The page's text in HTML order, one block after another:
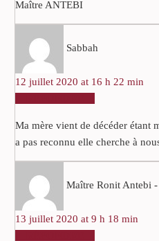
Maître ANTEBI
Sabbah
12 juillet 2020 at 16 h 22 min
Ma mère vient de décéder étant
a pas reconnu elle cherche à
Maître Ronit Antebi -
13 juillet 2020 at 9 h 18 min